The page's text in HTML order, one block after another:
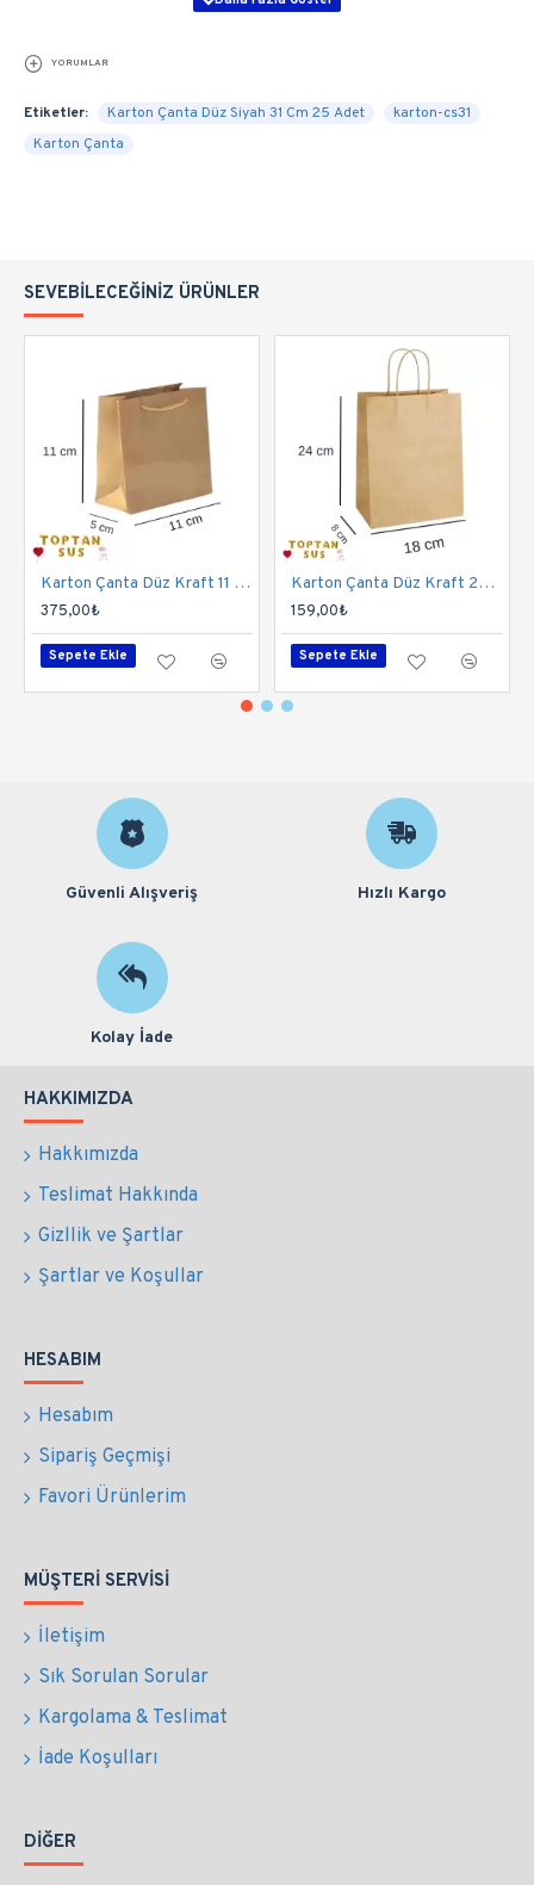
YORUMLAR
Etiketler: Karton Çanta Düz Siyah 31 Cm 25 Adet
karton-cs31
Karton Çanta
SEVEBILECEĞINIZ ÜRÜNLER
Karton Çanta Düz Kraft 11 Cm 50 Adet
375,00₺
Sepete Ekle
Karton Çanta Düz Kraft 24 Cm 25'li
159,00₺
Sepete Ekle
Güvenli Alışveriş Hızlı Kargo
Kolay İade
HAKKIMIZDA
Hakkımızda
Teslimat Hakkında
Gizllik ve Şartlar
Şartlar ve Koşullar
HESABIM
Hesabım
Sipariş Geçmişi
Favori Ürünlerim
MÜŞTERI SERVISI
İletişim
Sık Sorulan Sorular
Kargolama & Teslimat
İade Koşulları
DIĞER